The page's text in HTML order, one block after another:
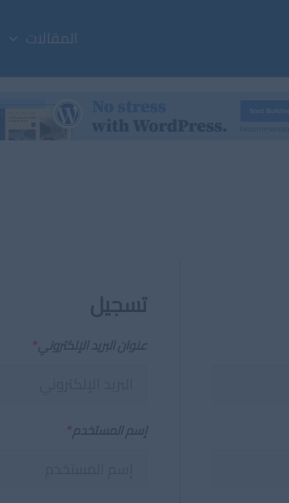
المقالات
تسجيل
عنوان البريد الإلكتروني*
إسم المستخدم*